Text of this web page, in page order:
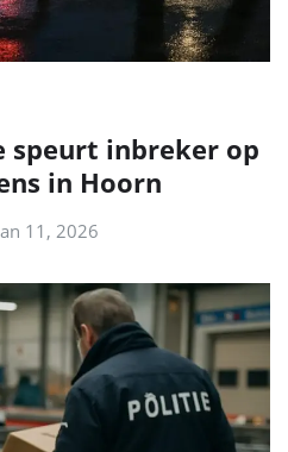
speurt inbreker op
in Hoorn
11, 2026